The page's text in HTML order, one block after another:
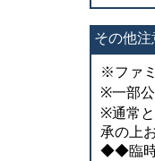
その他
※ファ
※一部
※通常
承の上
◆◆臨時